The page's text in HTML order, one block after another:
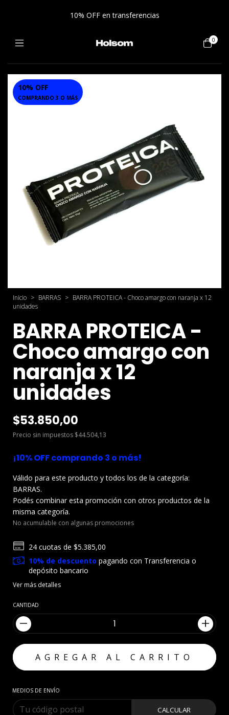
10% OFF en transferencias
0
10% OFF
COMPRANDO 3 O MÁS
Inicio > BARRAS > BARRA PROTEICA - Choco amargo con naranja x 12
unidades
BARRA PROTEICA -
Choco amargo con
naranja x 12
unidades
$53.850,00
Precio sin impuestos $44.504,13
¡10% OFF comprando 3 o más!
Válido para este producto y todos los de la categoría:
BARRAS.
Podés combinar esta promoción con otros productos de la
misma categoría.
No acumulable con algunas promociones
24 cuotas de$5.385,00
10% de descuento pagando con Transferencia o
depósito bancario
Ver más detalles
CANTIDAD
MEDIOS DE ENVÍO
CALCULAR